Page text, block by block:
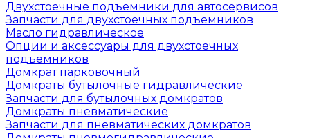
Двухстоечные подъемники для автосервисов
Запчасти для двухстоечных подъемников
Масло гидравлическое
Опции и аксессуары для двухстоечных
подъемников
Домкрат парковочный
Домкраты бутылочные гидравлические
Запчасти для бутылочных домкратов
Домкраты пневматические
Запчасти для пневматических домкратов